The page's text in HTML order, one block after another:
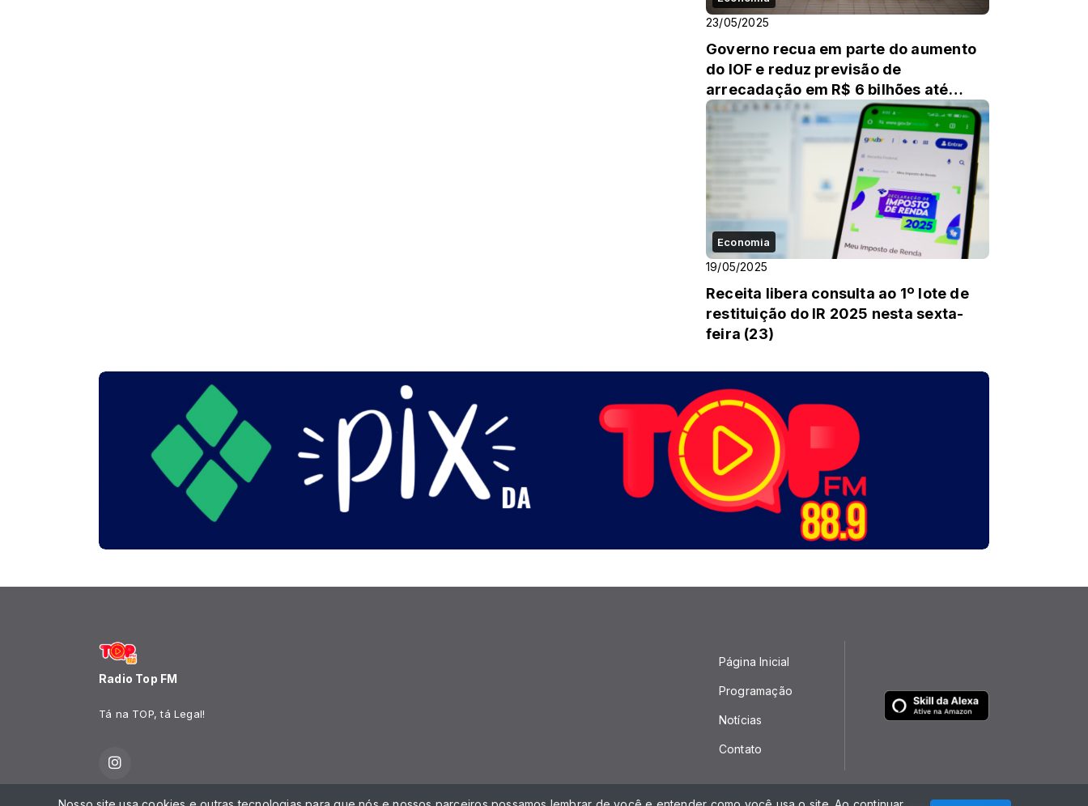
23/05/2025
Governo recua em parte do aumento
do IOF e reduz previsão de
arrecadação em R$ 6 bilhões até
2026
Economia
19/05/2025
Receita libera consulta ao 1º lote de
restituição do IR 2025 nesta sexta-
feira (23)
Radio Top FM
Tá na TOP, tá Legal!
Página Inicial
Programação
Notícias
Contato